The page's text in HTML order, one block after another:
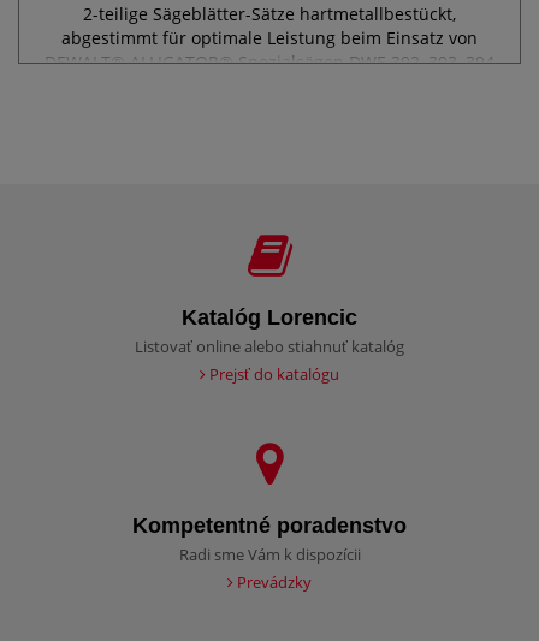
2-teilige Sägeblätter-Sätze hartmetallbestückt,
abgestimmt für optimale Leistung beim Einsatz von
DEWALT® ALLIGATOR® Spezialsägen DWE 392, 393, 394
Katalóg Lorencic
Listovať online alebo stiahnuť katalóg
Prejsť do katalógu
Kompetentné poradenstvo
Radi sme Vám k dispozícii
Prevádzky